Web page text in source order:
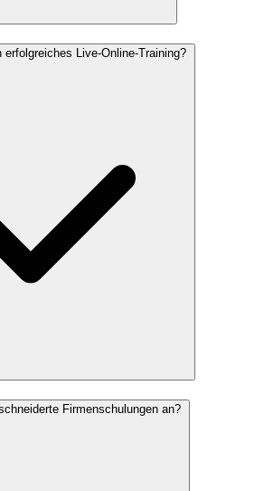
Live-Online-Training?
Firmenschulungen an?